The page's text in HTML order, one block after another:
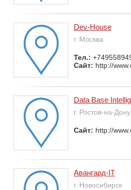
Dev-House
г. Москва
Тел.:
Сайт: http://
Data Base
г. Ростов-на-Дону
Сайт: http://
Авангард-IT
г. Новосибирск